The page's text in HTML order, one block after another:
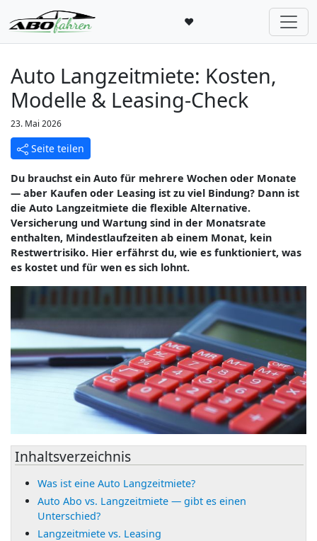
♥
Auto Langzeitmiete: Kosten,
Modelle & Leasing-Check
23. Mai 2026
Seite teilen
Du brauchst ein Auto für mehrere Wochen oder Monate
— aber Kaufen oder Leasing ist zu viel Bindung? Dann ist
die Auto Langzeitmiete die flexible Alternative.
Versicherung und Wartung sind in der Monatsrate
enthalten, Mindestlaufzeiten ab einem Monat, kein
Restwertrisiko. Hier erfährst du, wie es funktioniert, was
es kostet und für wen es sich lohnt.
Inhaltsverzeichnis
Was ist eine Auto Langzeitmiete?
Auto Abo vs. Langzeitmiete — gibt es einen
Unterschied?
Langzeitmiete vs. Leasing